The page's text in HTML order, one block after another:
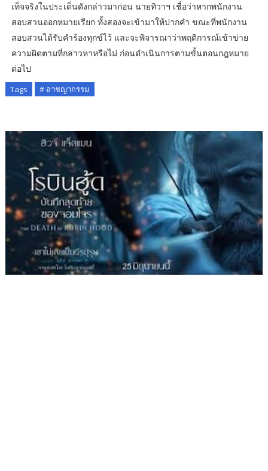
เท็จจริงในประเด็นดังกล่าวมาก่อน นายทิวาฯ เชื่อว่าหากพนักงาน
สอบสวนออกหมายเรียก ทั้งสองจะเข้ามาให้ปากคำ ขณะที่พนักงาน
สอบสวนได้รับคำร้องทุกข์ไว้ และจะพิจารณาว่าพฤติการณ์เข้าข่าย
ความผิดตามที่กล่าวหาหรือไม่ ก่อนดำเนินการตามขั้นตอนกฎหมาย
ต่อไป
Tags # อาชญากรรม